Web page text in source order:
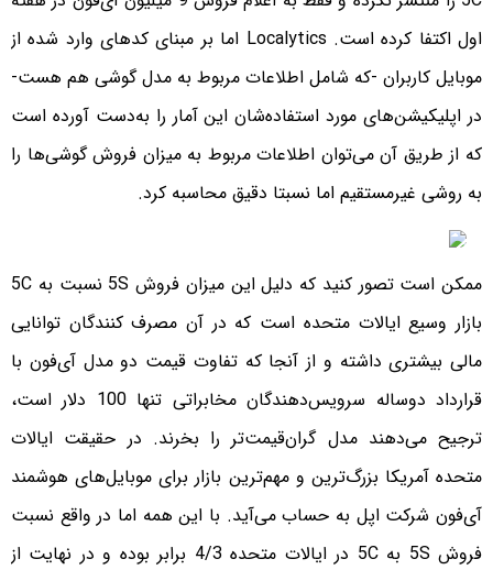
اول اکتفا کرده است. Localytics اما بر مبنای کدهای وارد شده از
موبایل کاربران -که شامل اطلاعات مربوط به مدل گوشی هم هست-
در اپلیکیشن‌های مورد استفاده‌شان این آمار را به‌دست آورده است
که از طریق آن می‌توان اطلاعات مربوط به میزان فروش گوشی‌ها را
به روشی غیرمستقیم اما نسبتا دقیق محاسبه کرد.
ممکن است تصور کنید که دلیل این میزان فروش 5S نسبت به 5C
بازار وسیع ایالات متحده است که در آن مصرف ‌کنندگان توانایی
مالی بیشتری داشته و از آنجا که تفاوت قیمت دو مدل آی‌فون با
قرارداد دوساله سرویس‌‌دهندگان مخابراتی تنها 100 دلار است،
ترجیح می‌دهند مدل گران‌قیمت‌تر را بخرند. در حقیقت ایالات
متحده آمریکا بزرگ‌ترین و مهم‌ترین بازار برای موبایل‌های هوشمند
آی‌فون شرکت اپل به حساب می‌آید. با این همه اما در واقع نسبت
فروش 5S به 5C در ایالات متحده 4/3 برابر بوده و در نهایت از